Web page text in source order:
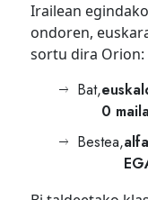
Irailean
ondoren,
sortu dira Orion:
Bat,
0
Bestea,